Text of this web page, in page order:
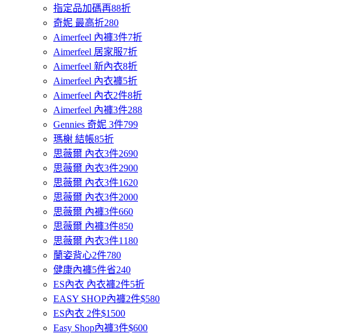
指定品加碼再88折
奇妮 最高折280
Aimerfeel 內褲3件7折
Aimerfeel 居家服7折
Aimerfeel 新內衣8折
Aimerfeel 內衣褲5折
Aimerfeel 內衣2件8折
Aimerfeel 內褲3件288
Gennies 奇妮 3件799
瑪榭 結帳85折
思薇爾 內衣3件2690
思薇爾 內衣3件2900
思薇爾 內衣3件1620
思薇爾 內衣3件2000
思薇爾 內褲3件660
思薇爾 內褲3件850
思薇爾 內衣3件1180
蘭姿背心2件780
健康內褲5件省240
ES內衣 內衣褲2件5折
EASY SHOP內褲2件$580
ES內衣 2件$1500
Easy Shop內褲3件$600